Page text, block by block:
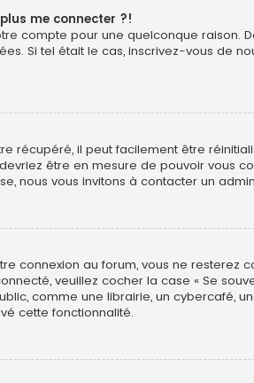
me connecter ?!
compte pour une quelconque raison.
Si tel était le cas, inscrivez-vous de
récupéré, il peut facilement être
être en mesure de pouvoir vous
nous vous invitons à contacter un
connexion au forum, vous ne
veuillez cocher la case « Se
comme une librairie, un cybercafé,
cette fonctionnalité.